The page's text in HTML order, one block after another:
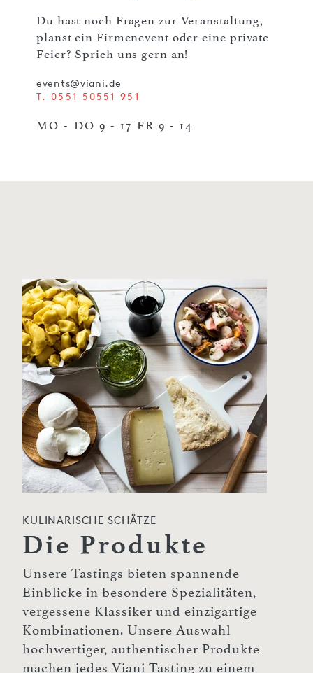
Du hast noch Fragen zur Veranstaltung,
planst ein Firmenevent oder eine private
Feier? Sprich uns gern an!
events@viani.de
T. 0551 50551 951
MO - DO 9 - 17 FR 9 - 14
KULINARISCHE SCHÄTZE
Die Produkte
Unsere Tastings bieten spannende
Einblicke in besondere Spezialitäten,
vergessene Klassiker und einzigartige
Kombinationen. Unsere Auswahl
hochwertiger, authentischer Produkte
machen jedes Viani Tasting zu einem